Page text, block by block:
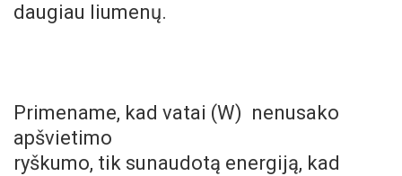
daugiau liumenų.
Primename, kad vatai (W) nenusako
apšvietimo
ryškumo, tik sunaudotą energiją, kad